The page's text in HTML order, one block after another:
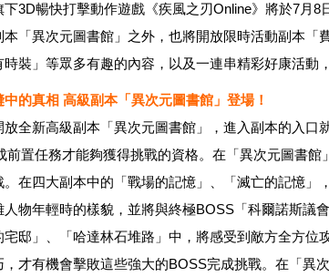
3D暢快打擊動作遊戲《疾風之刃Online》將於7月8
本「異次元圖書館」之外，也將開放限時活動副本「
裝」等眾多有趣的內容，以及一連串精彩好康活動
的真相 高級副本「異次元圖書館」登場！
放全新高級副本「異次元圖書館」，進入副本的入口
前置任務才能夠獲得挑戰的資格。在「異次元圖書
。在四大副本中的「戰場的記憶」、「滅亡的記憶」
人物年輕時的樣貌，並將與終極BOSS「科爾諾斯議
宅邸」、「哈達林石堆路」中，將感受到敵方全方
，才有機會擊敗這些強大的BOSS完成挑戰。在「異